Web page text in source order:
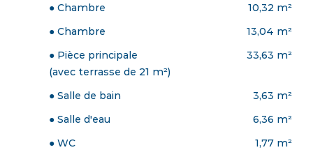
● Chambre
10,32 m²
● Chambre
13,04 m²
● Pièce principale
(avec terrasse de 21 m²)
33,63 m²
● Salle de bain
3,63 m²
● Salle d'eau
6,36 m²
● WC
1,77 m²